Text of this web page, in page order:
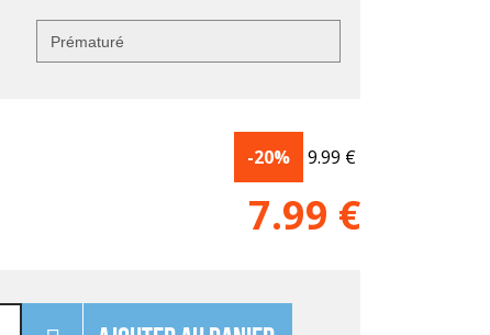
-20% 9.99 €
7.99 €